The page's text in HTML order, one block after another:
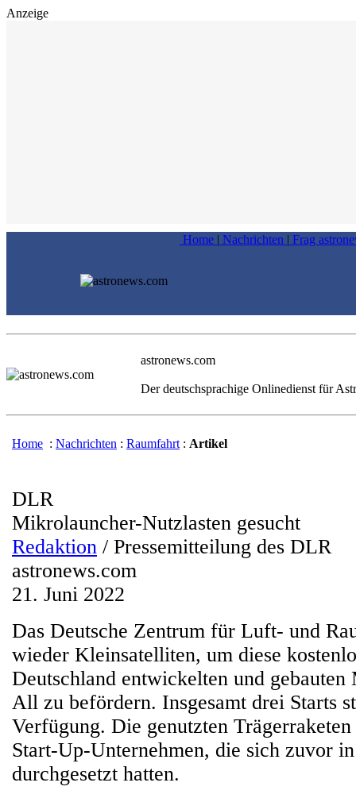
Anzeige
Home | Nachrichten | Frag
astronews.com
Der deutschsprachige Onlinedienst für
Home : Nachrichten : Raumfahrt : Artikel
DLR
Mikrolauncher-Nutzlasten gesucht
Redaktion / Pressemitteilung des DLR
astronews.com
21. Juni 2022
Das Deutsche Zentrum für Luft- und
wieder Kleinsatelliten, um diese
Deutschland entwickelten und
All zu befördern. Insgesamt drei Starts
Verfügung. Die genutzten
Start-Up-Unternehmen, die sich zuvor
durchgesetzt hatten.